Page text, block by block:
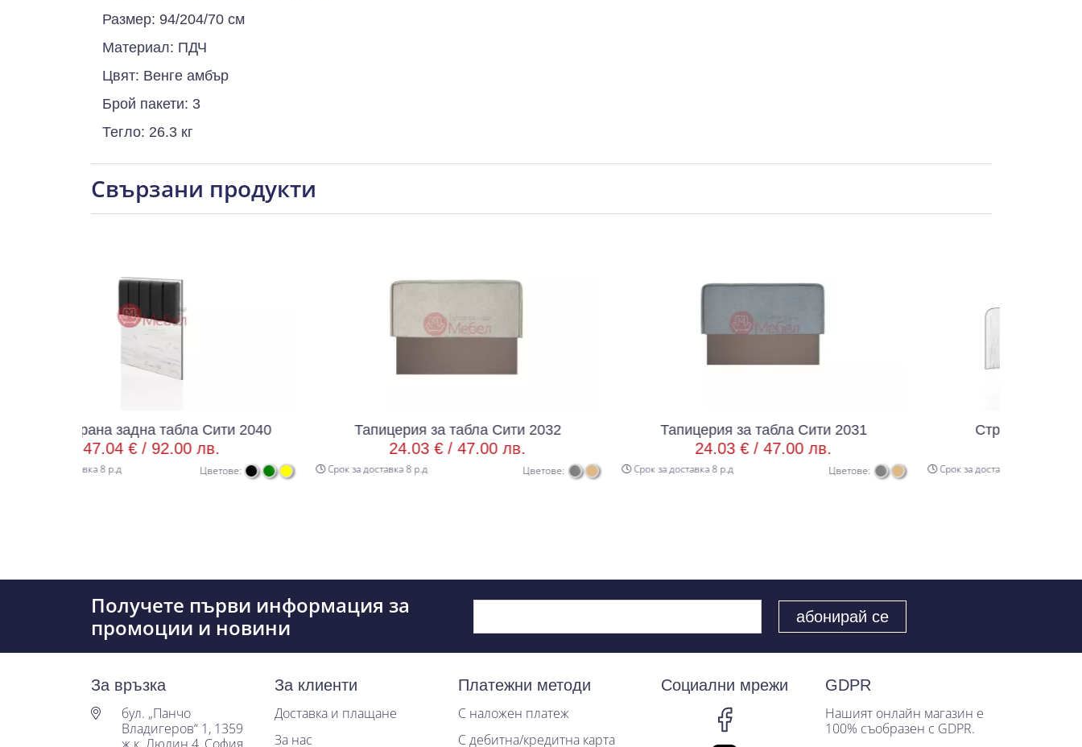
Размер: 94/204/70 см
Материал: ПДЧ
Цвят: Венге амбър
Брой пакети: 3
Тегло: 26.3 кг
Свързани продукти
задна табла Сити 2040
92.00 лв.
Цветове:
Тапицерия за табла Сити 2032
47.00 лв.
Срок за доставка 8 р.д Цветове:
Тапицерия за табла Сити 2031
47.00 лв.
Срок за доставка 8 р.д Цветове:
Странична табла Сити 2037
Срок за доставка 8 р.д
Получете първи информация за
промоции и новини
За връзка
бул. „Панчо
Владигеров“ 1, 1359
За клиенти
Доставка и плащане
За нас
Платежни методи
С наложен платеж
С дебитна/кредитна карта
Социални мрежи
GDPR
Нашият онлайн магазин е
100% съобразен с GDPR.